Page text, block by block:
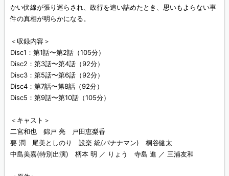
かい伏線が張り巡らされ、政行を追い詰めたとき、思いもよらない事
件の真相が明らかになる。
＜収録内容＞
Disc1：第1話〜第2話（105分）
Disc2：第3話〜第4話（92分）
Disc3：第5話〜第6話（92分）
Disc4：第7話〜第8話（92分）
Disc5：第9話〜第10話（105分）
＜キャスト＞
二宮和也 錦戸 亮 戸田恵梨香
要 潤 尾美としのり 設楽 統(バナナマン) 桐谷健太
中島美嘉(特別出演) 柄本 明 ／ りょう 寺島 進 ／ 三浦友和